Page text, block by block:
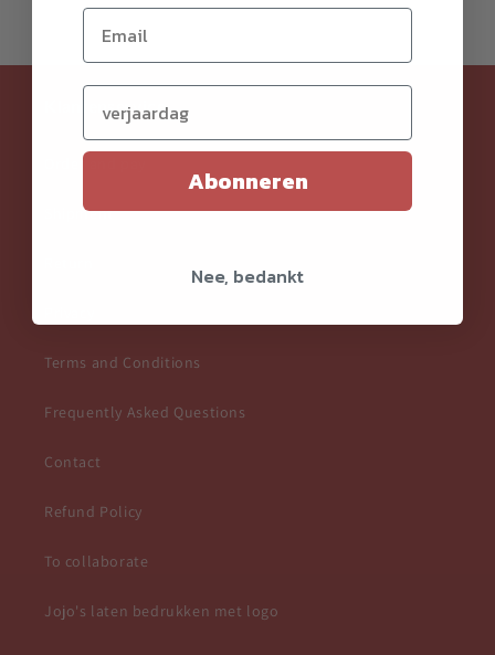
Klantenservice
Order and pay
Shipment
Terms and Conditions
Frequently Asked Questions
Contact
Refund Policy
To collaborate
Jojo's laten bedrukken met logo
Verjaardag (optioneel)
Abonneren
Nee, bedankt